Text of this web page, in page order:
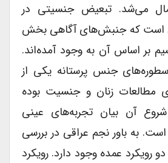
می‌شد. تبعیض جنسیتی در
است که جنبش‌های آگاهی بخش
بر اساس آن به وجود آمده‌اند.
جنس پرستانه یکی از
زنان و جنسیت بوده
آن بیان تجربه‌های عینی
به باور نجم عراقی در بررسی
عمده وجود دارد. رویکرد